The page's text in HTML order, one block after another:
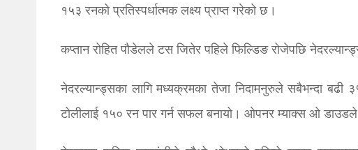
१५३ रनको प्रतिस्पर्धात्मक लक्ष्य प्राप्त गरेको छ।
कप्तान रोहित पौडेलले टस जितेर पहिले फिल्डिङ रोजेपछि
नेदरल्यान्ड्सका लागि मध्यक्रमका तेजा निदामनुरुले सबैभन्दा
टोलीलाई १५० रन पार गर्न सफल बनायो। ओपनर म्याक्स ओ